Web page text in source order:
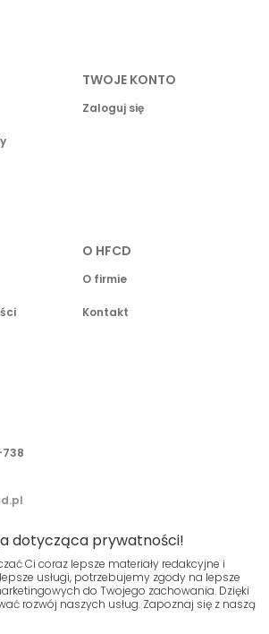
TWOJE KONTO
Zaloguj się
O HFCD
O firmie
Kontakt
Dystrybucyjne- Wszelkie prawa
dotycząca prywatności!
Ci coraz lepsze materiały redakcyjne i
usługi, potrzebujemy zgody na lepsze
do Twojego zachowania. Dzięki
rozwój naszych usług. Zapoznaj się z naszą